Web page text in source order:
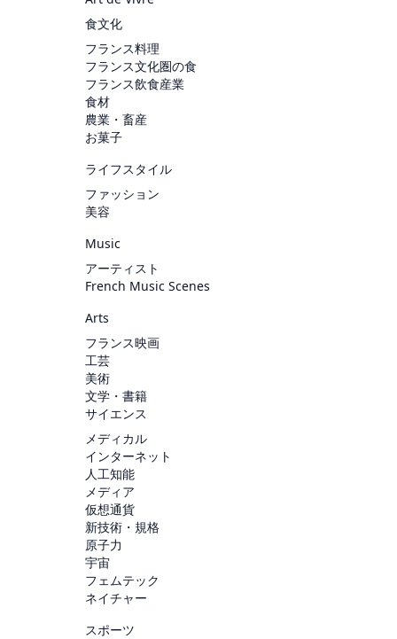
食文化
フランス料理
フランス文化圏の食
フランス飲食産業
食材
農業・畜産
お菓子
ライフスタイル
ファッション
美容
Music
アーティスト
French Music Scenes
Arts
フランス映画
工芸
美術
文学・書籍
サイエンス
メディカル
インターネット
人工知能
メディア
仮想通貨
新技術・規格
原子力
宇宙
フェムテック
ネイチャー
スポーツ